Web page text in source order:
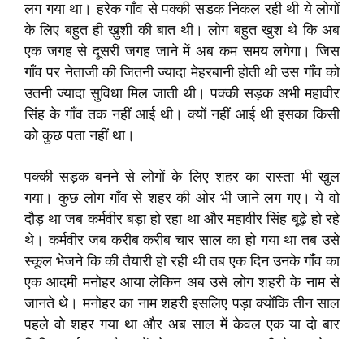
लग गया था। हरेक गाँव से पक्की सडक निकल रही थी ये लोगों
के लिए बहुत ही ख़ुशी की बात थी। लोग बहुत खुश थे कि अब
एक जगह से दूसरी जगह जाने में अब कम समय लगेगा। जिस
गाँव पर नेताजी की जितनी ज्यादा मेहरबानी होती थी उस गाँव को
उतनी ज्यादा सुविधा मिल जाती थी। पक्की सड़क अभी महावीर
सिंह के गाँव तक नहीं आई थी। क्यों नहीं आई थी इसका किसी
को कुछ पता नहीं था।
पक्की सड़क बनने से लोगों के लिए शहर का रास्ता भी खुल
गया। कुछ लोग गाँव से शहर की ओर भी जाने लग गए। ये वो
दौड़ था जब कर्मवीर बड़ा हो रहा था और महावीर सिंह बूढ़े हो रहे
थे। कर्मवीर जब करीब करीब चार साल का हो गया था तब उसे
स्कूल भेजने कि की तैयारी हो रही थी तब एक दिन उनके गाँव का
एक आदमी मनोहर आया लेकिन अब उसे लोग शहरी के नाम से
जानते थे। मनोहर का नाम शहरी इसलिए पड़ा क्योंकि तीन साल
पहले वो शहर गया था और अब साल में केवल एक या दो बार